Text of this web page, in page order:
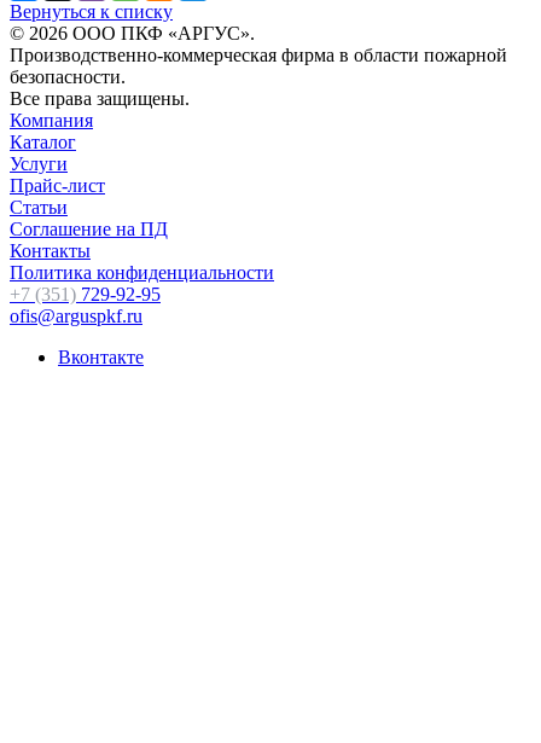
Вернуться к списку
© 2026 ООО ПКФ «АРГУС».
Производственно-коммерческая фирма в области пожарной
безопасности.
Все права защищены.
Компания
Каталог
Услуги
Прайс-лист
Статьи
Соглашение на ПД
Контакты
Политика конфиденциальности
+7 (351) 729-92-95
ofis@arguspkf.ru
Вконтакте